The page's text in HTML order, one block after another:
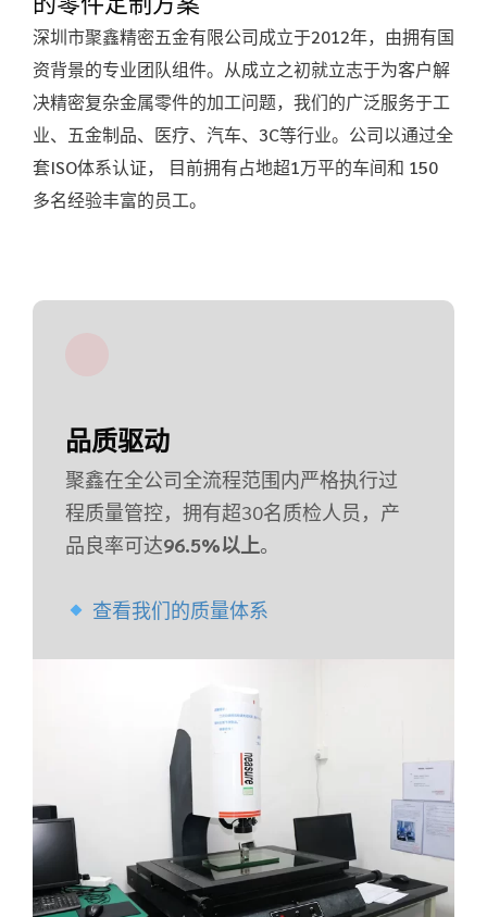
深圳市聚鑫精密五金有限公司成立于2012年，由拥有国
资背景的专业团队组件。从成立之初就立志于为客户解
决精密复杂金属零件的加工问题，我们的广泛服务于工
业、五金制品、医疗、汽车、3C等行业。公司以通过全
套ISO体系认证， 目前拥有占地超1万平的车间和 150
多名经验丰富的员工。
品质驱动
聚鑫在全公司全流程范围内严格执行过
程质量管控，拥有超30名质检人员，产
品良率可达96.5%以上。
查看我们的质量体系